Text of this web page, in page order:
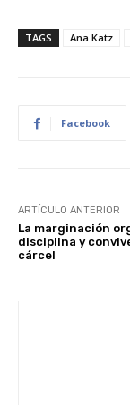
TAGS Ana Katz
Facebook
ARTÍCULO ANTERIOR
La marginación
disciplina y
cárcel